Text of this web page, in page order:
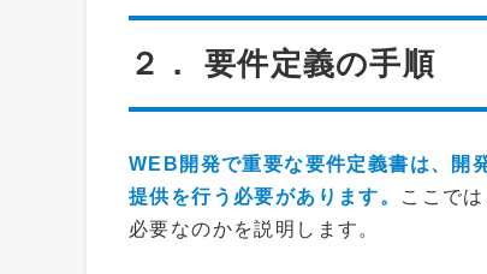
２． 要件定義の手順
WEB開発で重要な要件定義書は、開
提供を行う必要があります。
ここで
必要なのかを説明します。